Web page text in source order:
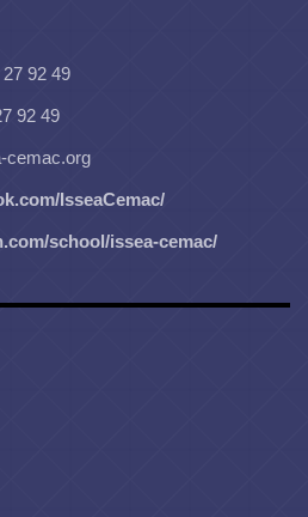
92 49
92 49
cemac.org
IsseaCemac/
school/issea-cemac/